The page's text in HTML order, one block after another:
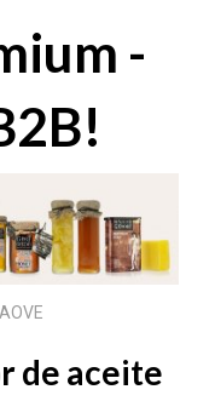
-
de aceite